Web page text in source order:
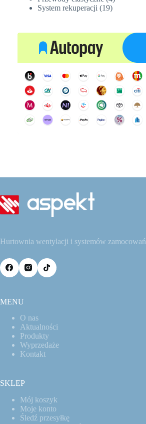
produkty
System rekuperacji 1919
Hurtownia wentylacji i systemów zamocowań
MENU
O nas
Aktualności
Produkty
Wyprzedaże
Kontakt
SKLEP
Mój koszyk
Moje konto
Śledź przesyłkę